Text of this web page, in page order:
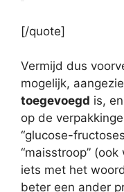
[/quote]
Vermijd dus
mogelijk,
toegevoegd is,
op de
“glucose-
“maisstroop”
iets met het
beter een ander